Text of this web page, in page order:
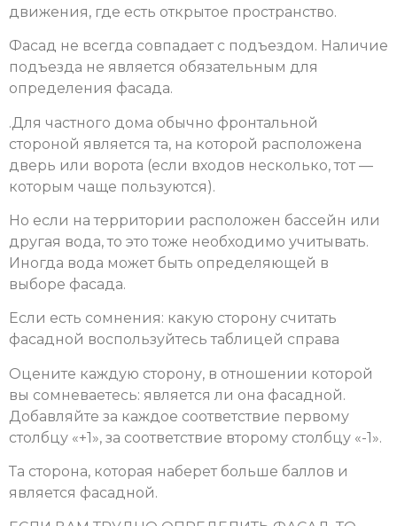
движения, где есть открытое пространство.
Фасад не всегда совпадает с подъездом. Наличие
подъезда не является обязательным для
определения фасада.
.Для частного дома обычно фронтальной
стороной является та, на которой расположена
дверь или ворота (если входов несколько, тот —
которым чаще пользуются).
Но если на территории расположен бассейн или
другая вода, то это тоже необходимо учитывать.
Иногда вода может быть определяющей в
выборе фасада.
Если есть сомнения: какую сторону считать
фасадной воспользуйтесь таблицей справа
Оцените каждую сторону, в отношении которой
вы сомневаетесь: является ли она фасадной.
Добавляйте за каждое соответствие первому
столбцу «+1», за соответствие второму столбцу «-1».
Та сторона, которая наберет больше баллов и
является фасадной.